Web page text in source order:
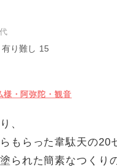
有り難し 15
様・阿弥陀・観音
、
もらった韋駄天の20
られた簡素なつくり